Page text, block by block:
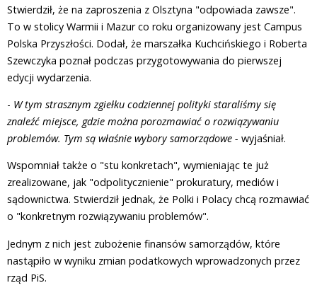
Stwierdził, że na zaproszenia z Olsztyna "odpowiada zawsze".
To w stolicy Warmii i Mazur co roku organizowany jest Campus
Polska Przyszłości. Dodał, że marszałka Kuchcińskiego i Roberta
Szewczyka poznał podczas przygotowywania do pierwszej
edycji wydarzenia.
- W tym strasznym zgiełku codziennej polityki staraliśmy się
znaleźć miejsce, gdzie można porozmawiać o rozwiązywaniu
problemów. Tym są właśnie wybory samorządowe - wyjaśniał.
Wspomniał także o "stu konkretach", wymieniając te już
zrealizowane, jak "odpolitycznienie" prokuratury, mediów i
sądownictwa. Stwierdził jednak, że Polki i Polacy chcą rozmawiać
o "konkretnym rozwiązywaniu problemów".
Jednym z nich jest zubożenie finansów samorządów, które
nastąpiło w wyniku zmian podatkowych wprowadzonych przez
rząd PiS.